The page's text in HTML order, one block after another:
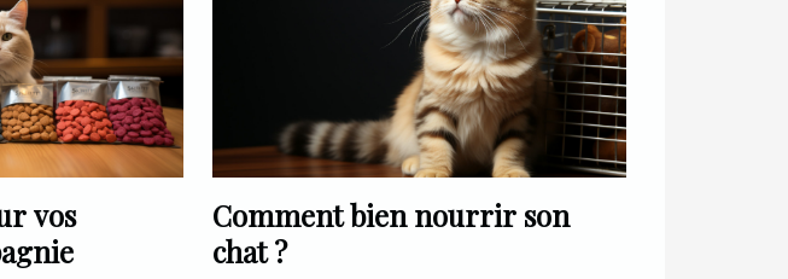
vos
Comment bien nourrir son
chat ?